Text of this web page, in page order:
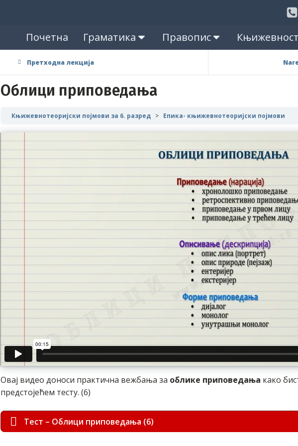
Почетна Граматика Правопис Књижевност
Претходна лекција
Облици приповедања
Књижевнотеоријски појмови за 6. разред Епика- књижевнотеоријски појмови
Овај видео доноси практична вежбања за облике приповедања како
предстојећем тесту. (6)
Тест – Облици приповедања (6)